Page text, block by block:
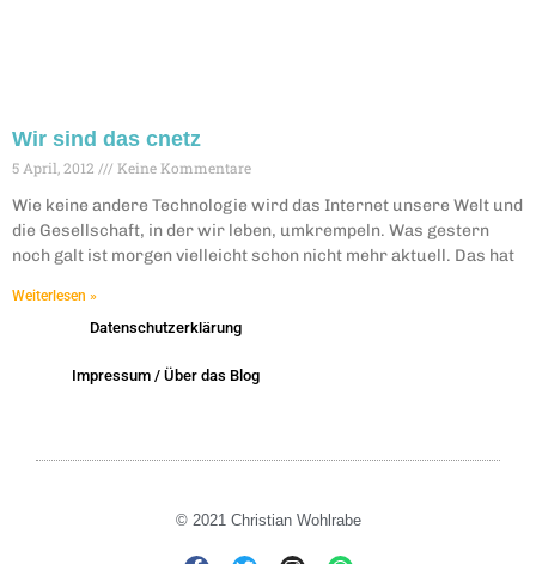
Wir sind das cnetz
5 April, 2012 Keine Kommentare
Wie keine andere Technologie wird das Internet unsere Welt und
die Gesellschaft, in der wir leben, umkrempeln. Was gestern
noch galt ist morgen vielleicht schon nicht mehr aktuell. Das hat
Weiterlesen »
Datenschutzerklärung
Impressum / Über das Blog
© 2021 Christian Wohlrabe